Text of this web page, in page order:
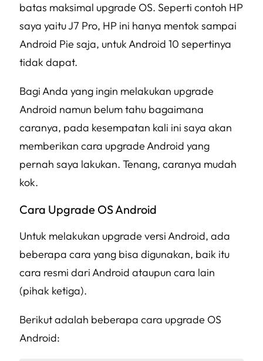
batas maksimal upgrade OS. Seperti contoh HP
saya yaitu J7 Pro, HP ini hanya mentok sampai
Android Pie saja, untuk Android 10 sepertinya
tidak dapat.
Bagi Anda yang ingin melakukan upgrade
Android namun belum tahu bagaimana
caranya, pada kesempatan kali ini saya akan
memberikan cara upgrade Android yang
pernah saya lakukan. Tenang, caranya mudah
kok.
Cara Upgrade OS Android
Untuk melakukan upgrade versi Android, ada
beberapa cara yang bisa digunakan, baik itu
cara resmi dari Android ataupun cara lain
(pihak ketiga).
Berikut adalah beberapa cara upgrade OS
Android: